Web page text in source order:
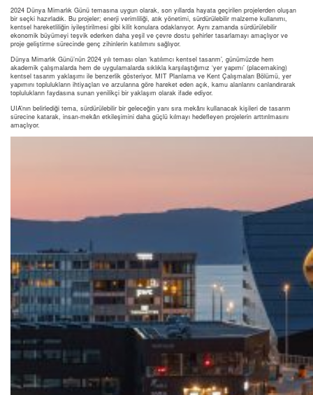
2024 Dünya Mimarlık Günü temasına uygun olarak, son yıllarda hayata geçirilen projelerden oluşan
bir seçki hazırladık. Bu projeler; enerji verimliliği, atık yönetimi, sürdürülebilir malzeme kullanımı,
kentsel hareketliliğin iyileştirilmesi gibi kilit konulara odaklanıyor. Aynı zamanda sürdürülebilir
ekonomik büyümeyi teşvik ederken daha yeşil ve çevre dostu şehirler tasarlamayı amaçlıyor ve
proje geliştirme sürecinde genç zihinlerin katılımını sağlıyor.
Dünya Mimarlık Günü’nün 2024 yılı teması olan ‘katılımcı kentsel tasarım’, günümüzde hem
akademik çalışmalarda hem de uygulamalarda sıklıkla karşılaştığımız ‘yer yapımı’ (placemaking)
kentsel tasarım yaklaşımı ile benzerlik gösteriyor. MIT Planlama ve Kent Çalışmaları Bölümü, yer
yapımını toplulukların ihtiyaçları ve arzularına göre hareket eden açık, kamu alanlarını canlandırarak
toplulukların faydasına sunan yenilikçi bir yaklaşım olarak ifade ediyor.
UIA’nın belirlediği tema, sürdürülebilir bir geleceğin yanı sıra mekânı kullanacak kişileri de tasarım
sürecine katarak, insan-mekân etkileşimini daha güçlü kılmayı hedefleyen projelerin arttırılmasını
amaçlıyor.